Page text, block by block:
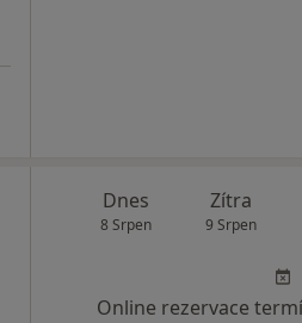
Dnes
8 Srpen
Zítra
9 Srpen
Online rezervace